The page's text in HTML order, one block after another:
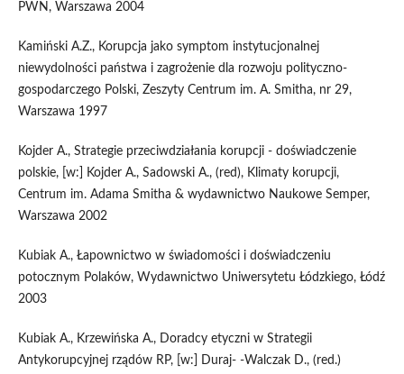
PWN, Warszawa 2004
Kamiński A.Z., Korupcja jako symptom instytucjonalnej
niewydolności państwa i zagrożenie dla rozwoju polityczno-
gospodarczego Polski, Zeszyty Centrum im. A. Smitha, nr 29,
Warszawa 1997
Kojder A., Strategie przeciwdziałania korupcji - doświadczenie
polskie, [w:] Kojder A., Sadowski A., (red), Klimaty korupcji,
Centrum im. Adama Smitha & wydawnictwo Naukowe Semper,
Warszawa 2002
Kubiak A., Łapownictwo w świadomości i doświadczeniu
potocznym Polaków, Wydawnictwo Uniwersytetu Łódzkiego, Łódź
2003
Kubiak A., Krzewińska A., Doradcy etyczni w Strategii
Antykorupcyjnej rządów RP, [w:] Duraj- -Walczak D., (red.)